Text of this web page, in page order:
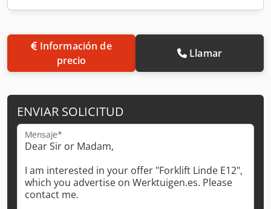
precio
Llamar
ENVIAR SOLICITUD
Mensaje*